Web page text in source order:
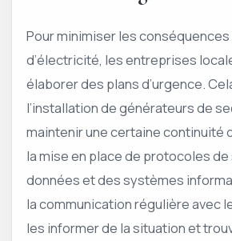
Pour minimiser les conséquences
d’électricité, les entreprises
élaborer des plans d’urgence.
l’installation de générateurs de
maintenir une certaine continuité
la mise en place de protocoles
données et des systèmes
la communication régulière avec
les informer de la situation et